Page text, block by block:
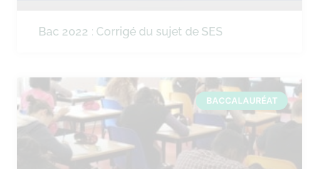
Bac 2022 : Corrigé du sujet de SES
BACCALAURÉAT